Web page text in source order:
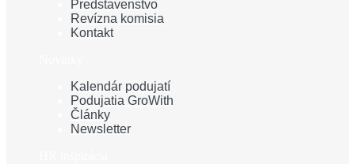
Predstavenstvo
Revízna komisia
Kontakt
Kalendár podujatí
Podujatia GroWith
Články
Newsletter